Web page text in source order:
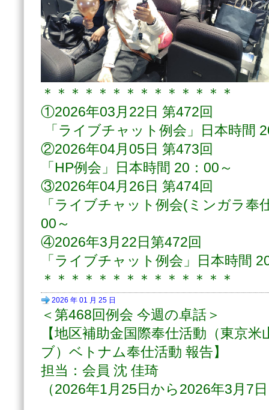
＊＊＊＊＊＊＊＊＊＊＊＊＊＊
①2026年03月22日 第472回
「ライブチャット例会」日本時間
②2026年04月05日 第473回
「HP例会」日本時間 20：00～
③2026年04月26日 第474回
「ライブチャット例会(ミンガラ奉
00～
④2026年3月22日第472回
「ライブチャット例会」日本時間
＊＊＊＊＊＊＊＊＊＊＊＊＊＊
2026 年 01 月 25 日
＜第468回例会 今週の卓話＞
【地区補助金国際奉仕活動（東京
ブ）ベトナム奉仕活動 報告】
担当：会員 沈 佳琦
（2026年1月25日から2026年3月7